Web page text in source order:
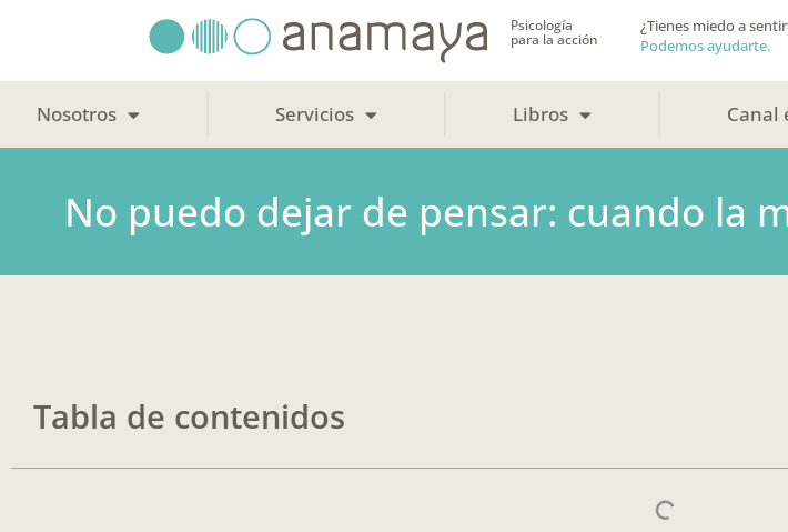
contenido
Psicología
para la acción
¿Tienes miedo a
Podemos ayudarte.
Nosotros Servicios Libros Canal
No puedo dejar de pensar: cuando la
Tabla de contenidos